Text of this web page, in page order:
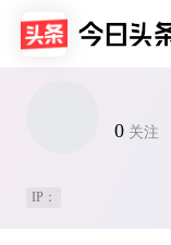
0 关注
IP：